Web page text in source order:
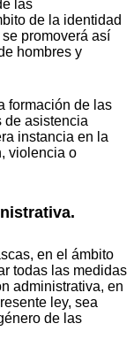
las
de la identidad
promoverá así
hombres y
formación de las
de asistencia
instancia en la
violencia o
en el ámbito
todas las medidas
administrativa, en
ley, sea
de las